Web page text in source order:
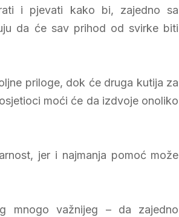
i pjevati kako bi, zajedno sa
da će sav prihod od svirke biti
priloge, dok će druga kutija za
moći će da izdvoje onoliko
jer i najmanja pomoć može
mnogo važnijeg – da zajedno